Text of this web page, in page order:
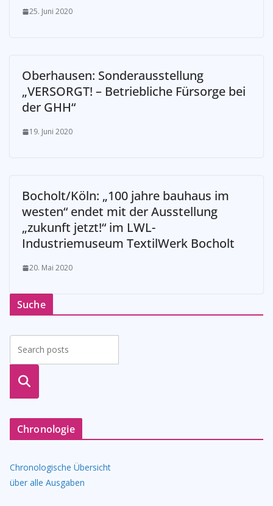
25. Juni 2020
Oberhausen: Sonderausstellung
„VERSORGT! – Betriebliche Fürsorge bei
der GHH“
19. Juni 2020
Bocholt/Köln: „100 jahre bauhaus im
westen“ endet mit der Ausstellung
„zukunft jetzt!“ im LWL-
Industriemuseum TextilWerk Bocholt
20. Mai 2020
Suche
suche
Chronologie
Chronologische Übersicht
über alle Ausgaben